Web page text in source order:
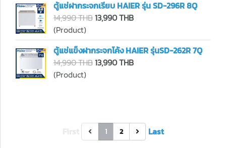
ตู้แช่ฝากระจกเรียบ HAIER รุ่น SD-296R 8Q
14,990 THB13,990 THB
(Product)
ตู้แช่แข็งฝากระจกโค้ง HAIER รุ่นSD-262R 7Q
14,990 THB13,990 THB
(Product)
1 2 Last